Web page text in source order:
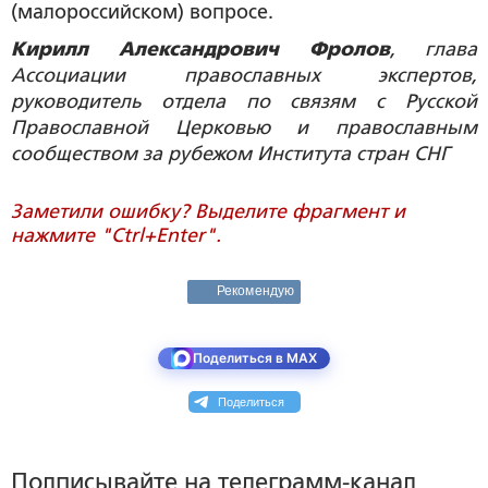
(малороссийском) вопросе.
Кирилл Александрович Фролов, глава
Ассоциации православных экспертов,
руководитель отдела по связям с Русской
Православной Церковью и православным
сообществом за рубежом Института стран СНГ
Заметили ошибку? Выделите фрагмент и
нажмите "Ctrl+Enter".
Рекомендую
Поделиться в MAX
Поделиться
Подписывайте на телеграмм-канал